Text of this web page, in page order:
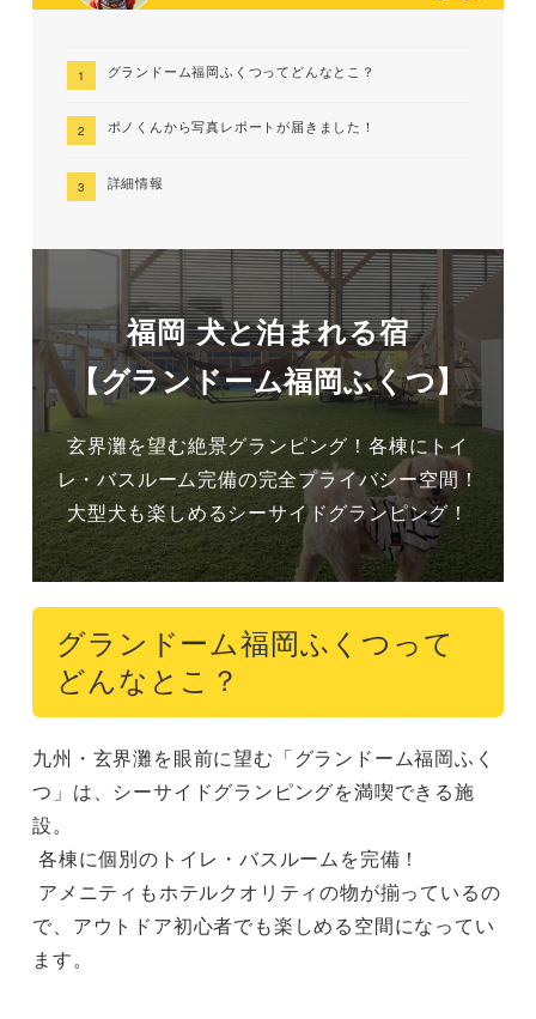
グランドーム福岡ふくつってどんなとこ？
ポノくんから写真レポートが届きました！
詳細情報
福岡 犬と泊まれる宿
【グランドーム福岡ふくつ】
玄界灘を望む絶景グランピング！各棟にトイ
レ・バスルーム完備の完全プライバシー空間！
大型犬も楽しめるシーサイドグランピング！
グランドーム福岡ふくつって
どんなとこ？
九州・玄界灘を眼前に望む「グランドーム福岡ふく
つ」は、シーサイドグランピングを満喫できる施
設。
で、アウトドア初心者でも楽しめる空間になってい
ます。